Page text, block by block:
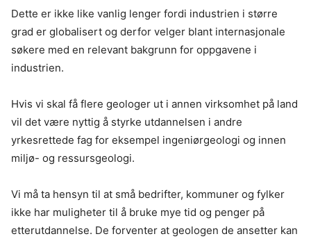
Dette er ikke like vanlig lenger fordi industrien i større
grad er globalisert og derfor velger blant internasjonale
søkere med en relevant bakgrunn for oppgavene i
industrien.
Hvis vi skal få flere geologer ut i annen virksomhet på land
vil det være nyttig å styrke utdannelsen i andre
yrkesrettede fag for eksempel ingeniørgeologi og innen
miljø- og ressursgeologi.
Vi må ta hensyn til at små bedrifter, kommuner og fylker
ikke har muligheter til å bruke mye tid og penger på
etterutdannelse. De forventer at geologen de ansetter kan